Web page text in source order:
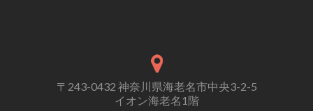
〒243-0432 神奈川県海老名市中央3-2-5
イオン海老名1階